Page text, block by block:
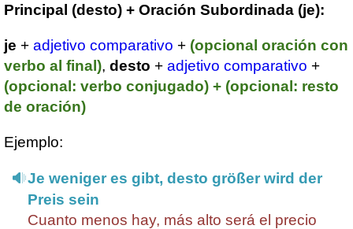
Principal (desto) + Oración Subordinada (je):
je + adjetivo comparativo + (opcional oración con
verbo al final), desto + adjetivo comparativo +
(opcional: verbo conjugado) + (opcional: resto
de oración)
Ejemplo:
Je weniger es gibt, desto größer wird der
Preis sein
Cuanto menos hay, más alto será el precio